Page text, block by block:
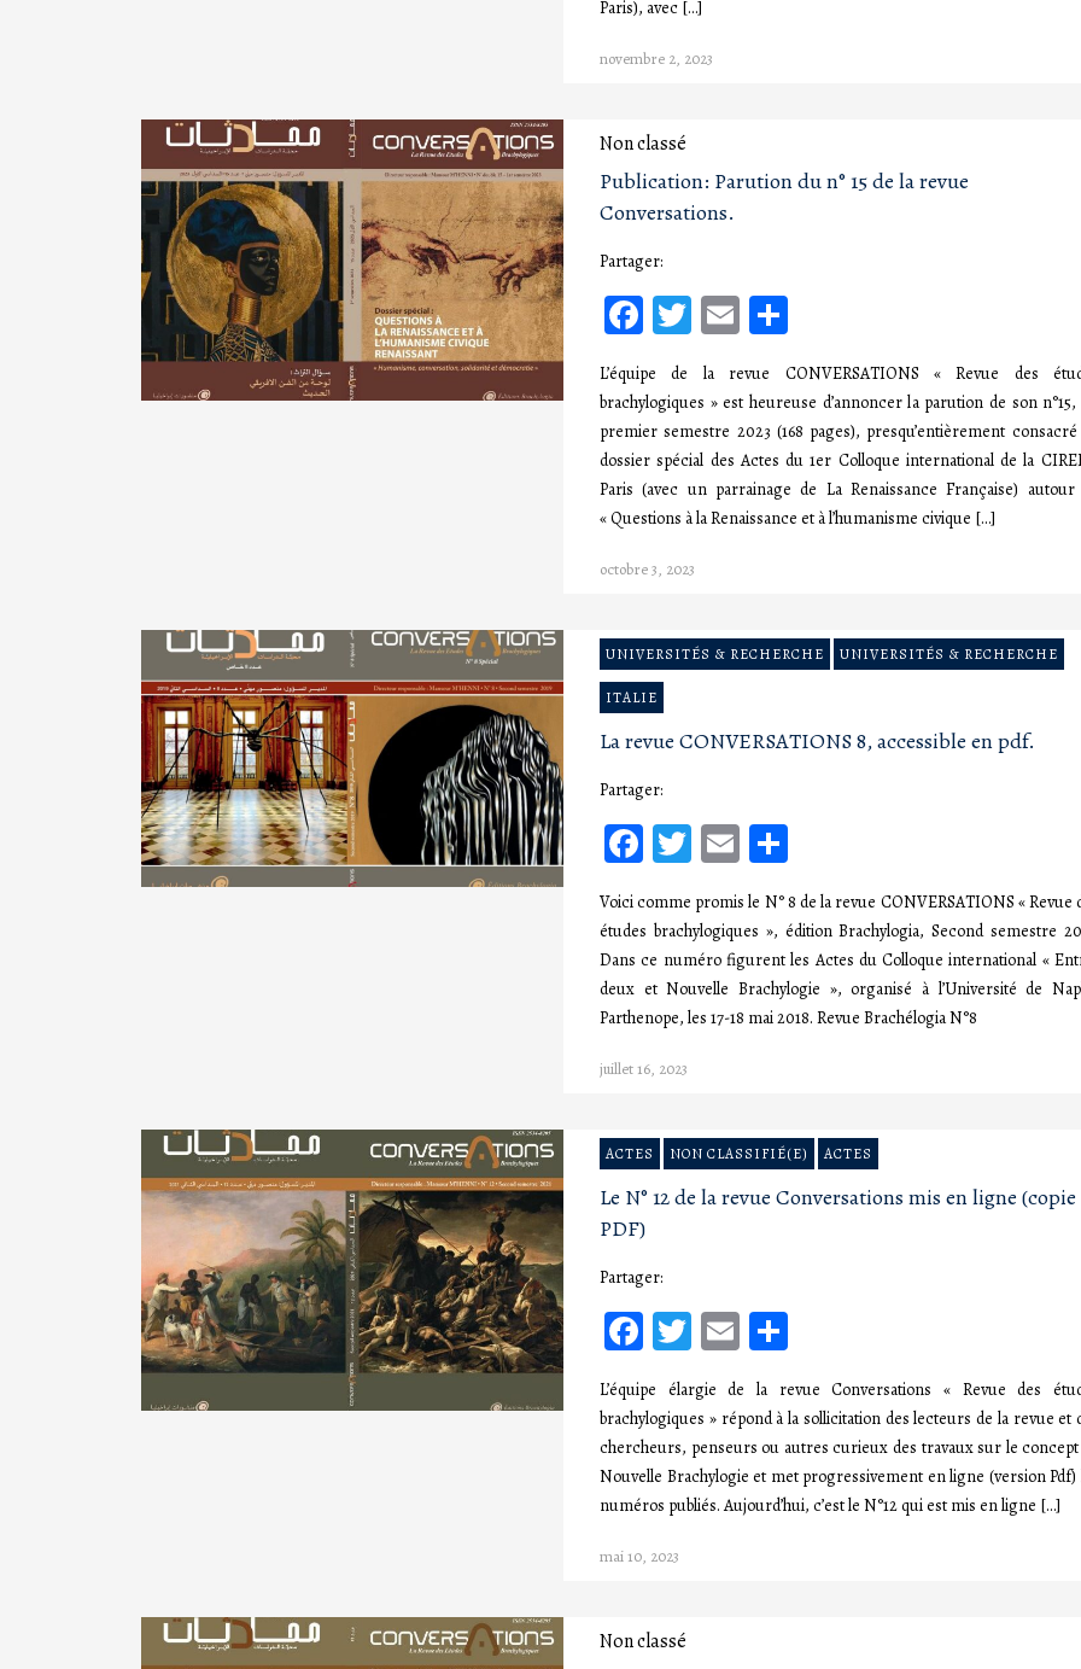
Paris), avec […]
novembre 2, 2023
Non classé
Publication: Parution du n° 15 de la revue
Conversations.
Partager:
Facebook
Twitter
Email
L’équipe de la revue CONVERSATIONS « Revue des
brachylogiques » est heureuse d’annoncer la parution de son
premier semestre 2023 (168 pages), presqu’entièrement
dossier spécial des Actes du 1er Colloque international de la
Paris (avec un parrainage de La Renaissance Française) autour
« Questions à la Renaissance et à l’humanisme civique […]
octobre 3, 2023
UNIVERSITÉS & RECHERCHE UNIVERSITÉS & RECHERCHE
ITALIE
La revue CONVERSATIONS 8, accessible en pdf.
Partager:
Facebook
Twitter
Email
Voici comme promis le N° 8 de la revue CONVERSATIONS « Revue
études brachylogiques », édition Brachylogia, Second semestre
Dans ce numéro figurent les Actes du Colloque international «
deux et Nouvelle Brachylogie », organisé à l’Université de
Parthenope, les 17-18 mai 2018. Revue Brachélogia N°8
juillet 16, 2023
ACTES NON CLASSIFIÉ(E) ACTES
Le N° 12 de la revue Conversations mis en ligne (copie
PDF)
Partager:
Facebook
Twitter
Email
L’équipe élargie de la revue Conversations « Revue des
brachylogiques » répond à la sollicitation des lecteurs de la revue et
chercheurs, penseurs ou autres curieux des travaux sur le concept
Nouvelle Brachylogie et met progressivement en ligne (version Pdf)
numéros publiés. Aujourd’hui, c’est le N°12 qui est mis en ligne […]
mai 10, 2023
Non classé